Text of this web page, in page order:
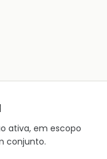
ativa, em escopo
conjunto.